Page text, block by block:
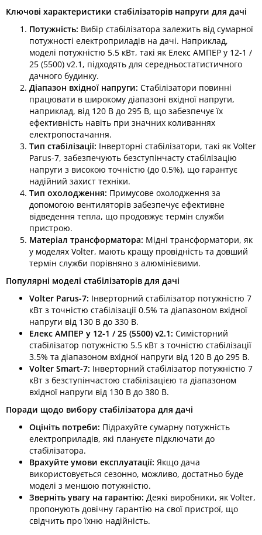
Ключові характеристики стабілізаторів напруги для дачі
Потужність: Вибір стабілізатора залежить від сумарної
потужності електроприладів на дачі. Наприклад,
моделі потужністю 5.5 кВт, такі як Елекс АМПЕР у 12-1 /
25 (5500) v2.1, підходять для середньостатистичного
дачного будинку.​
Діапазон вхідної напруги: Стабілізатори повинні
працювати в широкому діапазоні вхідної напруги,
наприклад, від 120 В до 295 В, що забезпечує їх
ефективність навіть при значних коливаннях
електропостачання.​
Тип стабілізації: Інверторні стабілізатори, такі як Volter
Parus-7, забезпечують безступінчасту стабілізацію
напруги з високою точністю (до 0.5%), що гарантує
надійний захист техніки.​
Тип охолодження: Примусове охолодження за
допомогою вентиляторів забезпечує ефективне
відведення тепла, що продовжує термін служби
пристрою.​
Матеріал трансформатора: Мідні трансформатори, як
у моделях Volter, мають кращу провідність та довший
термін служби порівняно з алюмінієвими.​
Популярні моделі стабілізаторів для дачі
Volter Parus-7: Інверторний стабілізатор потужністю 7
кВт з точністю стабілізації 0.5% та діапазоном вхідної
напруги від 130 В до 330 В.​
Елекс АМПЕР у 12-1 / 25 (5500) v2.1: Симісторний
стабілізатор потужністю 5.5 кВт з точністю стабілізації
3.5% та діапазоном вхідної напруги від 120 В до 295 В.​
Volter Smart-7: Інверторний стабілізатор потужністю 7
кВт з безступінчастою стабілізацією та діапазоном
вхідної напруги від 130 В до 380 В.​
Поради щодо вибору стабілізатора для дачі
Оцініть потреби: Підрахуйте сумарну потужність
електроприладів, які плануєте підключати до
стабілізатора.​
Врахуйте умови експлуатації: Якщо дача
використовується сезонно, можливо, достатньо буде
моделі з меншою потужністю.​
Зверніть увагу на гарантію: Деякі виробники, як Volter,
пропонують довічну гарантію на свої пристрої, що
свідчить про їхню надійність.​